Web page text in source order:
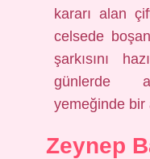
kararı alan
celsede
şarkısını
günlerde
yemeğinde bir
Zeynep